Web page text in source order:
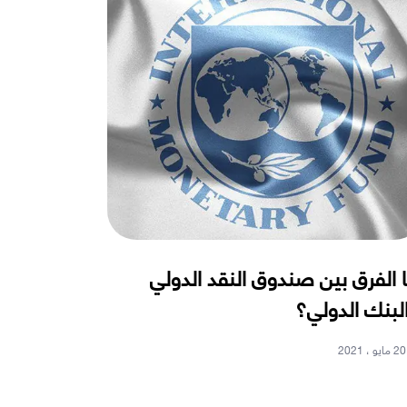
الفرق بين صندوق النقد الدولي
الدولي؟
20 مايو ، 2021